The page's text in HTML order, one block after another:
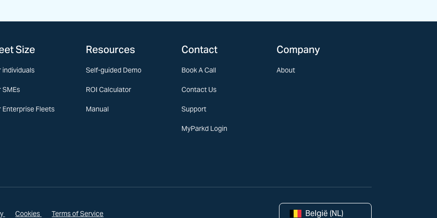
Size
individuals
SMEs
Enterprise Fleets
Resources
Self-guided Demo
ROI Calculator
Manual
Contact
Book A Call
Contact Us
Support
MyParkd Login
Company
About
Cookies Terms of Service België (NL)